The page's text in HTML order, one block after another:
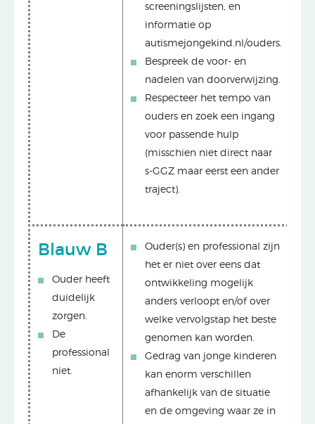
screeningslijsten, en
informatie op
autismejongekind.nl/ouders.
Bespreek de voor- en
nadelen van doorverwijzing.
Respecteer het tempo van
ouders en zoek een ingang
voor passende hulp
(misschien niet direct naar
s-GGZ maar eerst een ander
traject).
Blauw B
Ouder heeft
duidelijk
zorgen.
De
professional
niet.
Ouder(s) en professional zijn
het er niet over eens dat
ontwikkeling mogelijk
anders verloopt en/of over
welke vervolgstap het beste
genomen kan worden.
Gedrag van jonge kinderen
kan enorm verschillen
afhankelijk van de situatie
en de omgeving waar ze in